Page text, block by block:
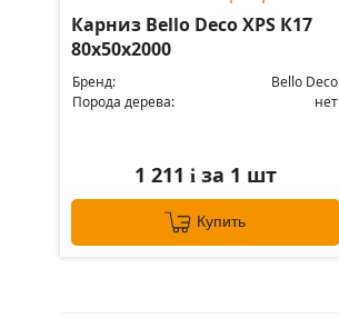
Карниз Bello Deco XPS К17
80х50х2000
Бренд:
Bello Deco
Порода дерева:
нет
1 211 iза 1 шт
Купить